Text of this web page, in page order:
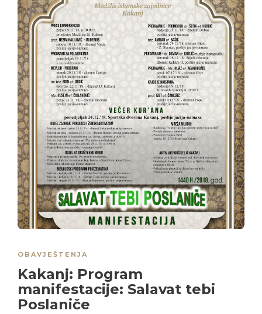
OBAVJEŠTENJA
Kakanj: Program
manifestacije: Salavat tebi
Poslaniče